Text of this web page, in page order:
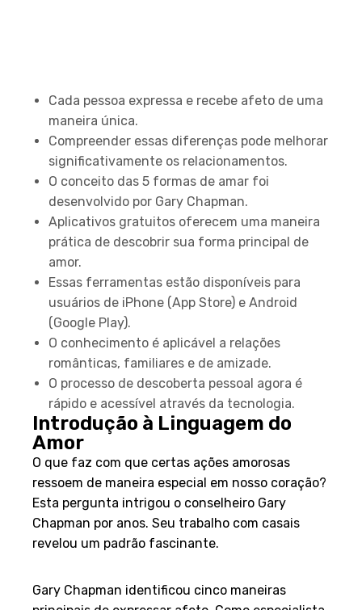
Cada pessoa expressa e recebe afeto de uma
maneira única.
Compreender essas diferenças pode melhorar
significativamente os relacionamentos.
O conceito das 5 formas de amar foi
desenvolvido por Gary Chapman.
Aplicativos gratuitos oferecem uma maneira
prática de descobrir sua forma principal de
amor.
Essas ferramentas estão disponíveis para
usuários de iPhone (App Store) e Android
(Google Play).
O conhecimento é aplicável a relações
românticas, familiares e de amizade.
O processo de descoberta pessoal agora é
rápido e acessível através da tecnologia.
Introdução à Linguagem do
Amor
O que faz com que certas ações amorosas
ressoem de maneira especial em nosso coração?
Esta pergunta intrigou o conselheiro Gary
Chapman por anos. Seu trabalho com casais
revelou um padrão fascinante.
Gary Chapman identificou cinco maneiras